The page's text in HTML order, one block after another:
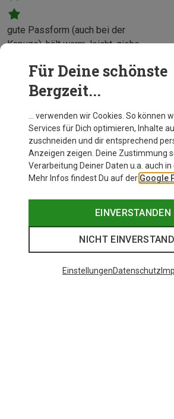
gute Passform (auch bei der
Kapuze), hält warm, leicht, ziehe
in der Freizeit an
Für Deine schönste
Bergzeit...
… verwenden wir Cookies. So können
Services für Dich optimieren, Inhalte
zuschneiden und dir entsprechend
Anzeigen zeigen. Deine Zustimmung
Verarbeitung Deiner Daten u.a. auch in
Mehr Infos findest Du auf der Google
EINVERSTANDEN
NICHT
EinstellungenDatenschutz